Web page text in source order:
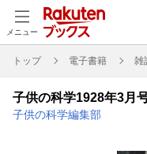
メニュー
トップ 電子書籍 雑
子供の科学1928年3月
子供の科学編集部